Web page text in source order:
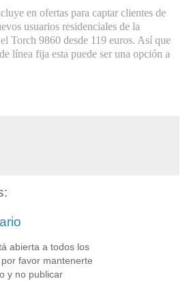
en ofertas para captar clientes de
usuarios residenciales de la
Torch 9860 desde 119 euros. Así que
línea fija esta puede ser una opción a
abierta a todos los
favor mantenerte
y no publicar